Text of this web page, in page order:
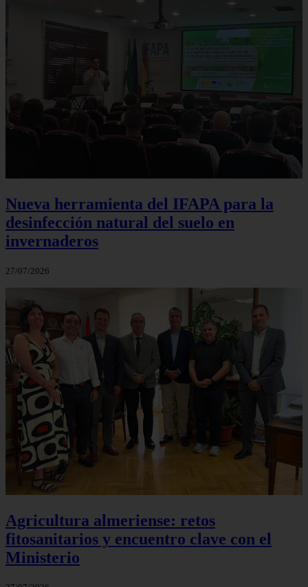
Nueva herramienta del IFAPA para la
desinfección natural del suelo en
invernaderos
27/07/2026
Agricultura almeriense: retos
fitosanitarios y encuentro clave con el
Ministerio